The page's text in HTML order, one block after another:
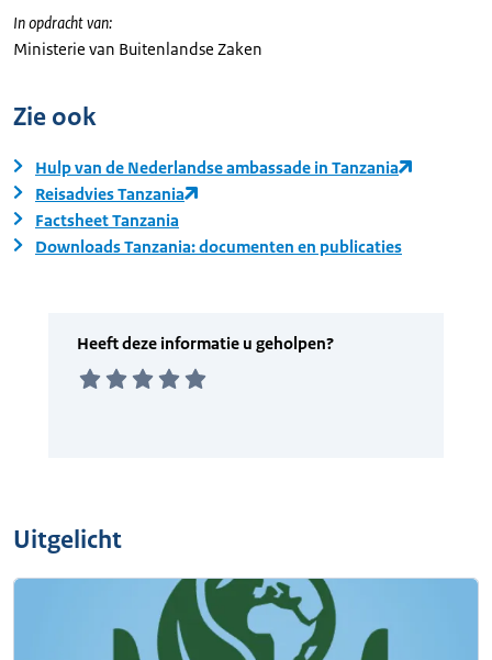
In opdracht van:
Ministerie van Buitenlandse Zaken
Zie ook
Hulp van de Nederlandse ambassade in Tanzania
Reisadvies Tanzania
Factsheet Tanzania
Downloads Tanzania: documenten en publicaties
Uitgelicht